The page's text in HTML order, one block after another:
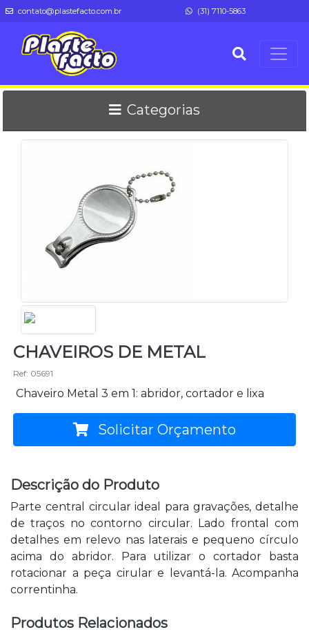
contato@plastefacto.com.br (31) 7110-5863
Categorias
CHAVEIROS DE METAL
Ref: 05691
Chaveiro Metal 3 em 1: abridor, cortador e lixa
Solicitar Orçamento
Descrição do Produto
Parte central circular ideal para gravações, detalhe
de traços no contorno circular. Lado frontal com
detalhes em relevo nas laterais e pequeno círculo
acima do abridor. Para utilizar o cortador basta
rotacionar a peça cirular e levantá-la. Acompanha
correntinha.
Produtos Relacionados